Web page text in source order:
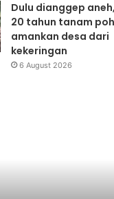
Dulu dianggep
20 tahun tanam
amankan desa dari
kekeringan
6 August 2026